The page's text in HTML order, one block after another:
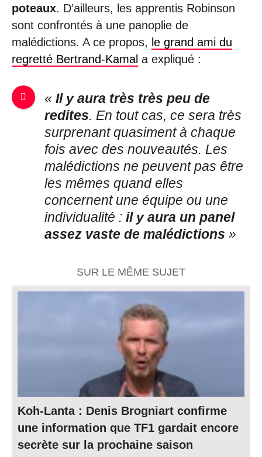
poteaux. D’ailleurs, les apprentis Robinson
sont confrontés à une panoplie de
malédictions. A ce propos, le grand ami du
regretté Bertrand-Kamal a expliqué :
«Il y aura très très peu de
redites. En tout cas, ce sera très
surprenant quasiment à chaque
fois avec des nouveautés. Les
malédictions ne peuvent pas être
les mêmes quand elles
concernent une équipe ou une
individualité :il y aura un panel
assez vaste de malédictions »
SUR LE MÊME SUJET
Koh-Lanta : Denis Brogniart confirme
une information que TF1 gardait encore
secrète sur la prochaine saison